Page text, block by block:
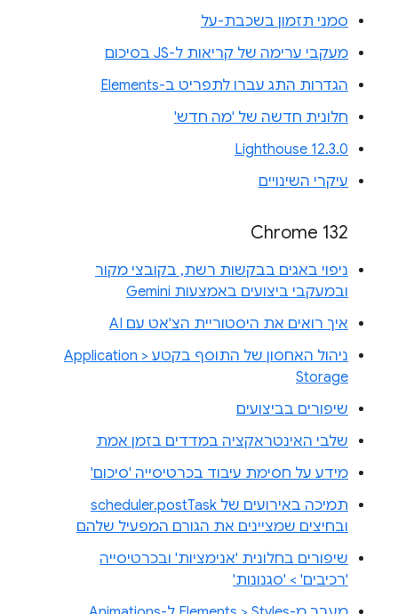
סמני תזמון בשכבת-על
מעקבי ערימה של קריאות ל-JS בסיכום
הגדרות התג עברו לתפריט ב-Elements
חלונית חדשה של 'מה חדש'
Lighthouse 12.3.0
עיקרי השינויים
Chrome 132
ניפוי באגים בבקשות רשת, בקובצי מקור
ובמעקבי ביצועים באמצעות Gemini
איך רואים את היסטוריית הצ'אט עם AI
ניהול האחסון של התוסף בקטע Application >
Storage
שיפורים בביצועים
שלבי האינטראקציה במדדים בזמן אמת
מידע על חסימת עיבוד בכרטיסייה 'סיכום'
תמיכה באירועים של scheduler.postTask
ובחיצים שמציינים את הגורם המפעיל שלהם
שיפורים בחלונית 'אנימציות' ובכרטיסייה
'רכיבים' > 'סגנונות'